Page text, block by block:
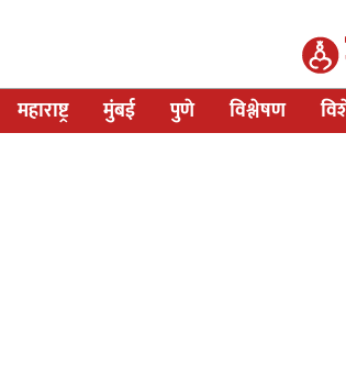
महाराष्ट्र मुंबई पुणे विश्लेषण